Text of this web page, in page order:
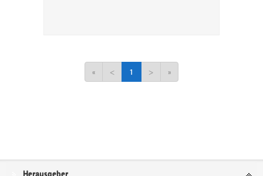
« < 1 > »
Service